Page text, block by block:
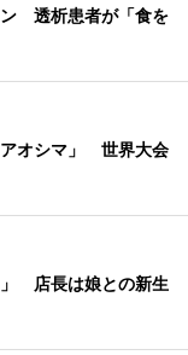
ン 透析患者が「食を
アオシマ」 世界大会
店長は娘との新生